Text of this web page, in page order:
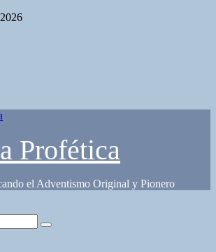
Profética
el Adventismo Original y Pionero